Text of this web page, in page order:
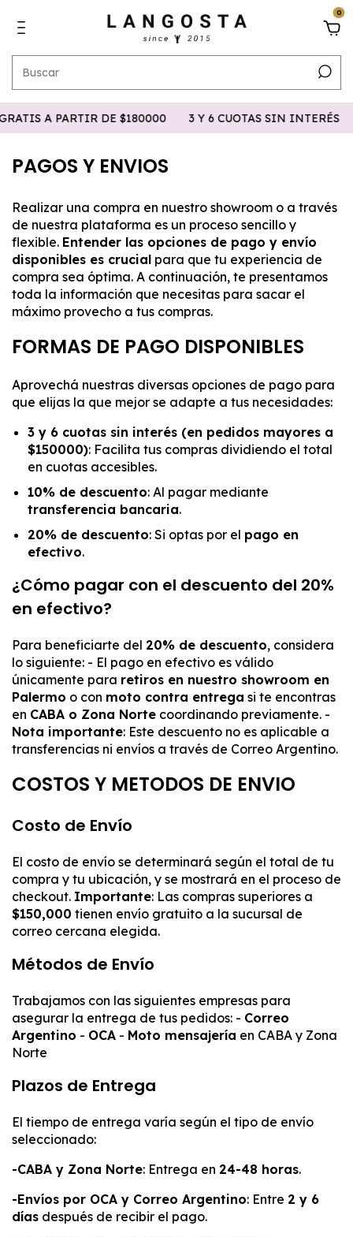
0
A PARTIR DE $180000 3 Y 6 CUOTAS SIN INTERÉS
PAGOS Y ENVIOS
Realizar una compra en nuestro showroom o a través
de nuestra plataforma es un proceso sencillo y
flexible. Entender las opciones de pago y envío
disponibles es crucial para que tu experiencia de
compra sea óptima. A continuación, te presentamos
toda la información que necesitas para sacar el
máximo provecho a tus compras.
FORMAS DE PAGO DISPONIBLES
Aprovechá nuestras diversas opciones de pago para
que elijas la que mejor se adapte a tus necesidades:
3 y 6 cuotas sin interés (en pedidos mayores a
$150000): Facilita tus compras dividiendo el total
en cuotas accesibles.
10% de descuento: Al pagar mediante
transferencia bancaria.
20% de descuento: Si optas por el pago en
efectivo.
¿Cómo pagar con el descuento del 20%
en efectivo?
Para beneficiarte del 20% de descuento, considera
lo siguiente: - El pago en efectivo es válido
únicamente para retiros en nuestro showroom en
Palermo o con moto contra entrega si te encontras
en CABA o Zona Norte coordinando previamente. -
Nota importante: Este descuento no es aplicable a
transferencias ni envíos a través de Correo Argentino.
COSTOS Y METODOS DE ENVIO
Costo de Envío
El costo de envío se determinará según el total de tu
compra y tu ubicación, y se mostrará en el proceso de
checkout. Importante: Las compras superiores a
$150,000 tienen envío gratuito a la sucursal de
correo cercana elegida.
Métodos de Envío
Trabajamos con las siguientes empresas para
asegurar la entrega de tus pedidos: - Correo
Argentino - OCA - Moto mensajería en CABA y Zona
Norte
Plazos de Entrega
El tiempo de entrega varía según el tipo de envío
seleccionado:
-CABA y Zona Norte: Entrega en 24-48 horas.
-Envíos por OCA y Correo Argentino: Entre 2 y 6
días después de recibir el pago.